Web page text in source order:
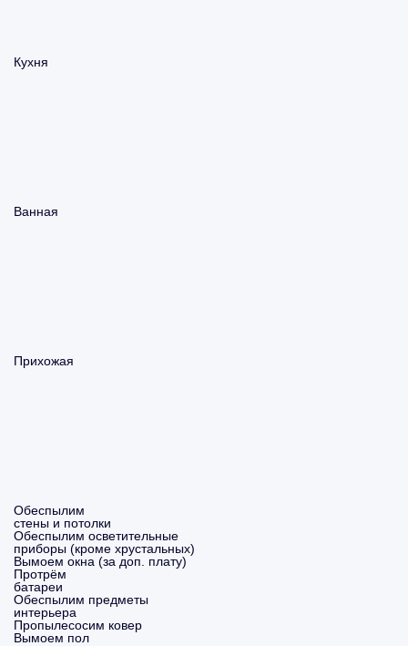
Кухня
Ванная
Прихожая
Обеспылим
стены и потолки
Обеспылим осветительные
приборы (кроме хрустальных)
Вымоем окна (за доп. плату)
Протрём
батареи
Обеспылим предметы
интерьера
Пропылесосим ковер
Вымоем пол